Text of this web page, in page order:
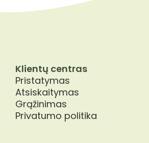
Klientų centras
Pristatymas
Atsiskaitymas
Grąžinimas
Privatumo politika